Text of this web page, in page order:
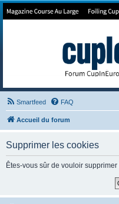
Forum de Cup In
Smartfeed FAQ
Accueil du forum
Supprimer les cookies
Êtes-vous sûr de vouloir